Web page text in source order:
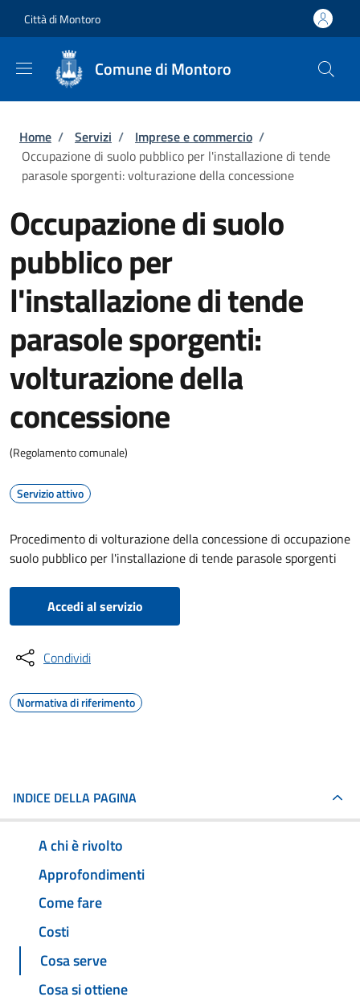
Città di Montoro
Comune di Montoro
Briciole di pane
Home / Servizi / Imprese e commercio /
Occupazione di suolo pubblico per l'installazione di tende
parasole sporgenti: volturazione della concessione
Occupazione di suolo
pubblico per
l'installazione di tende
parasole sporgenti:
volturazione della
concessione
(Regolamento comunale)
Servizio attivo
Procedimento di volturazione della concessione di occupazione
suolo pubblico per l'installazione di tende parasole sporgenti
Accedi al servizio
Condividi
Normativa di riferimento
INDICE DELLA PAGINA
A chi è rivolto
Approfondimenti
Come fare
Costi
Cosa serve
Cosa si ottiene